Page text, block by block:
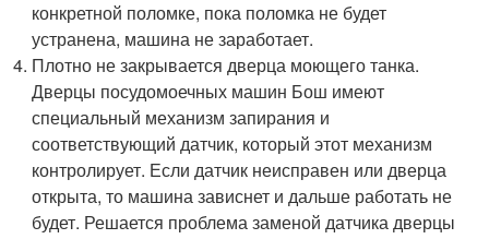
конкретной поломке, пока поломка не будет
устранена, машина не заработает.
Плотно не закрывается дверца моющего танка.
Дверцы посудомоечных машин Бош имеют
специальный механизм запирания и
соответствующий датчик, который этот механизм
контролирует. Если датчик неисправен или дверца
открыта, то машина зависнет и дальше работать не
будет. Решается проблема заменой датчика дверцы